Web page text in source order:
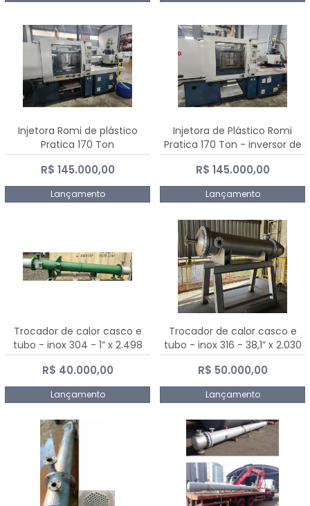
Injetora Romi de plástico
Pratica 170 Ton
R$ 145.000,00
Lançamento
Injetora de Plástico Romi
Pratica 170 Ton - inversor de
frequência NR 12
R$ 145.000,00
Lançamento
Trocador de calor casco e
tubo - inox 304 - 1” x 2.498
mm
R$ 40.000,00
Lançamento
Trocador de calor casco e
tubo - inox 316 - 38,1” x 2.030
mm
R$ 50.000,00
Lançamento